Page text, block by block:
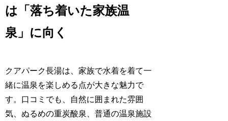
は「落ち着いた家族温
泉」に向く
クアパーク長湯は、家族で水着を着て一
緒に温泉を楽しめる点が大きな魅力で
す。口コミでも、自然に囲まれた雰囲
気、ぬるめの重炭酸泉、普通の温泉施設